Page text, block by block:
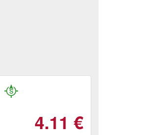
4.11 €